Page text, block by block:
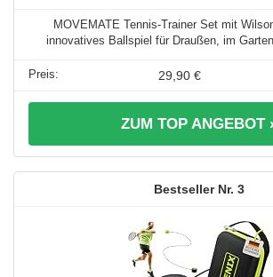
MOVEMATE Tennis-Trainer Set mit
innovatives Ballspiel für Draußen, im
29,90 €
ZUM TOP ANGEBOT
3